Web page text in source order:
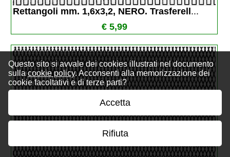
Questo sito si avvale dei cookies illustrati nel documento
sullacookie policy. Acconsenti alla memorizzazione dei
cookie facoltativi e di terze parti?
Accetta
Rifiuta
Rettangoli mm. 1,6x3,2, NERO. Trasferell ...
€ 5,99